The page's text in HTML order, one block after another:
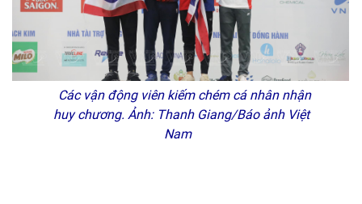
Các vận động viên kiếm chém cá nhân nhận
huy chương. Ảnh: Thanh Giang/Báo ảnh Việt
Nam